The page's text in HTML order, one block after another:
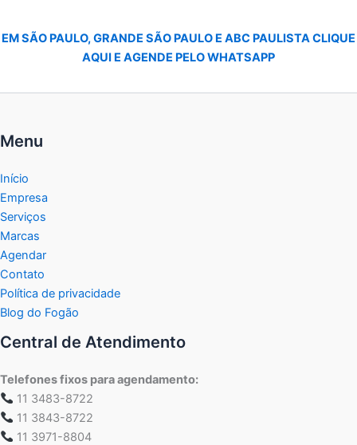
EM SÃO PAULO, GRANDE SÃO PAULO E ABC PAULISTA CLIQUE
AQUI E AGENDE PELO WHATSAPP
Menu
Início
Empresa
Serviços
Marcas
Agendar
Contato
Política de privacidade
Blog do Fogão
Central de Atendimento
Telefones fixos para agendamento:
11 3483-8722
11 3843-8722
11 3971-8804